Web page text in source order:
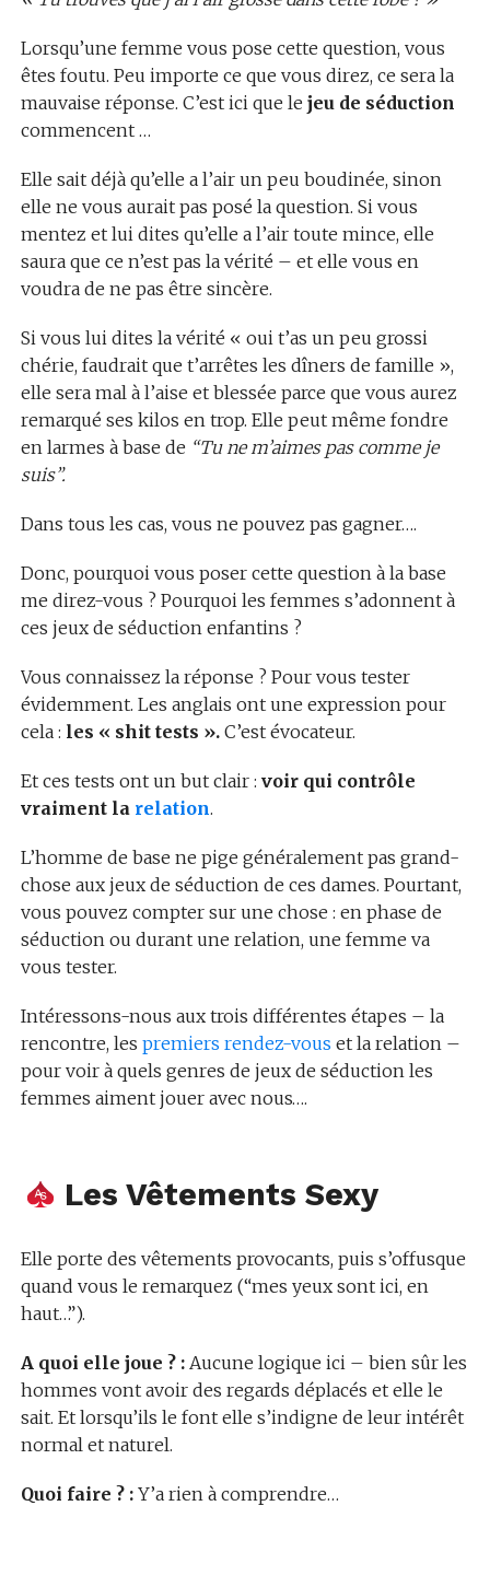
Lorsqu’une femme vous pose cette question, vous
êtes foutu. Peu importe ce que vous direz, ce sera la
mauvaise réponse. C’est ici que le jeu de séduction
commencent …
Elle sait déjà qu’elle a l’air un peu boudinée, sinon
elle ne vous aurait pas posé la question. Si vous
mentez et lui dites qu’elle a l’air toute mince, elle
saura que ce n’est pas la vérité – et elle vous en
voudra de ne pas être sincère.
Si vous lui dites la vérité « oui t’as un peu grossi
chérie, faudrait que t’arrêtes les dîners de famille »,
elle sera mal à l’aise et blessée parce que vous aurez
remarqué ses kilos en trop. Elle peut même fondre
en larmes à base de “Tu ne m’aimes pas comme je
suis”.
Dans tous les cas, vous ne pouvez pas gagner….
Donc, pourquoi vous poser cette question à la base
me direz-vous ? Pourquoi les femmes s’adonnent à
ces jeux de séduction enfantins ?
Vous connaissez la réponse ? Pour vous tester
évidemment. Les anglais ont une expression pour
cela : les « shit tests ».C’est évocateur.
Et ces tests ont un but clair : voir qui contrôle
vraiment la relation.
L’homme de base ne pige généralement pas grand-
chose aux jeux de séduction de ces dames. Pourtant,
vous pouvez compter sur une chose : en phase de
séduction ou durant une relation, une femme va
vous tester.
Intéressons-nous aux trois différentes étapes – la
rencontre, les premiers rendez-vous et la relation –
pour voir à quels genres de jeux de séduction les
femmes aiment jouer avec nous….
Les Vêtements Sexy
Elle porte des vêtements provocants, puis s’offusque
quand vous le remarquez (“mes yeux sont ici, en
haut…”).
A quoi elle joue ? :Aucune logique ici – bien sûr les
hommes vont avoir des regards déplacés et elle le
sait. Et lorsqu’ils le font elle s’indigne de leur intérêt
normal et naturel.
Quoi faire ? : Y’a rien à comprendre…